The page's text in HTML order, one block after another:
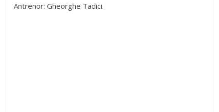
Antrenor: Gheorghe Tadici.